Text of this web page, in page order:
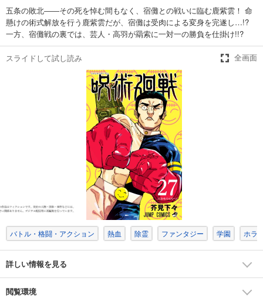
五条の敗北――その死を悼む間もなく、宿儺との戦いに臨む鹿紫雲！ 命
懸けの術式解放を行う鹿紫雲だが、宿儺は受肉による変身を完遂し…!?
一方、宿儺戦の裏では、芸人・高羽が羂索に一対一の勝負を仕掛け!!?
スライドして試し読み 全画面
バトル・格闘・アクション 熱血 除霊 ファンタジー 学園 ホラ
詳しい情報を見る
閲覧環境
呪術廻戦 16
459円 (税込)
完結
カート
試し読み
あらすじを表示する
呪術廻戦 17
円 (税込)
あらすじを表示する
呪術廻戦 18
円 (税込)
完結
試し読み
呪術廻戦 19
カート